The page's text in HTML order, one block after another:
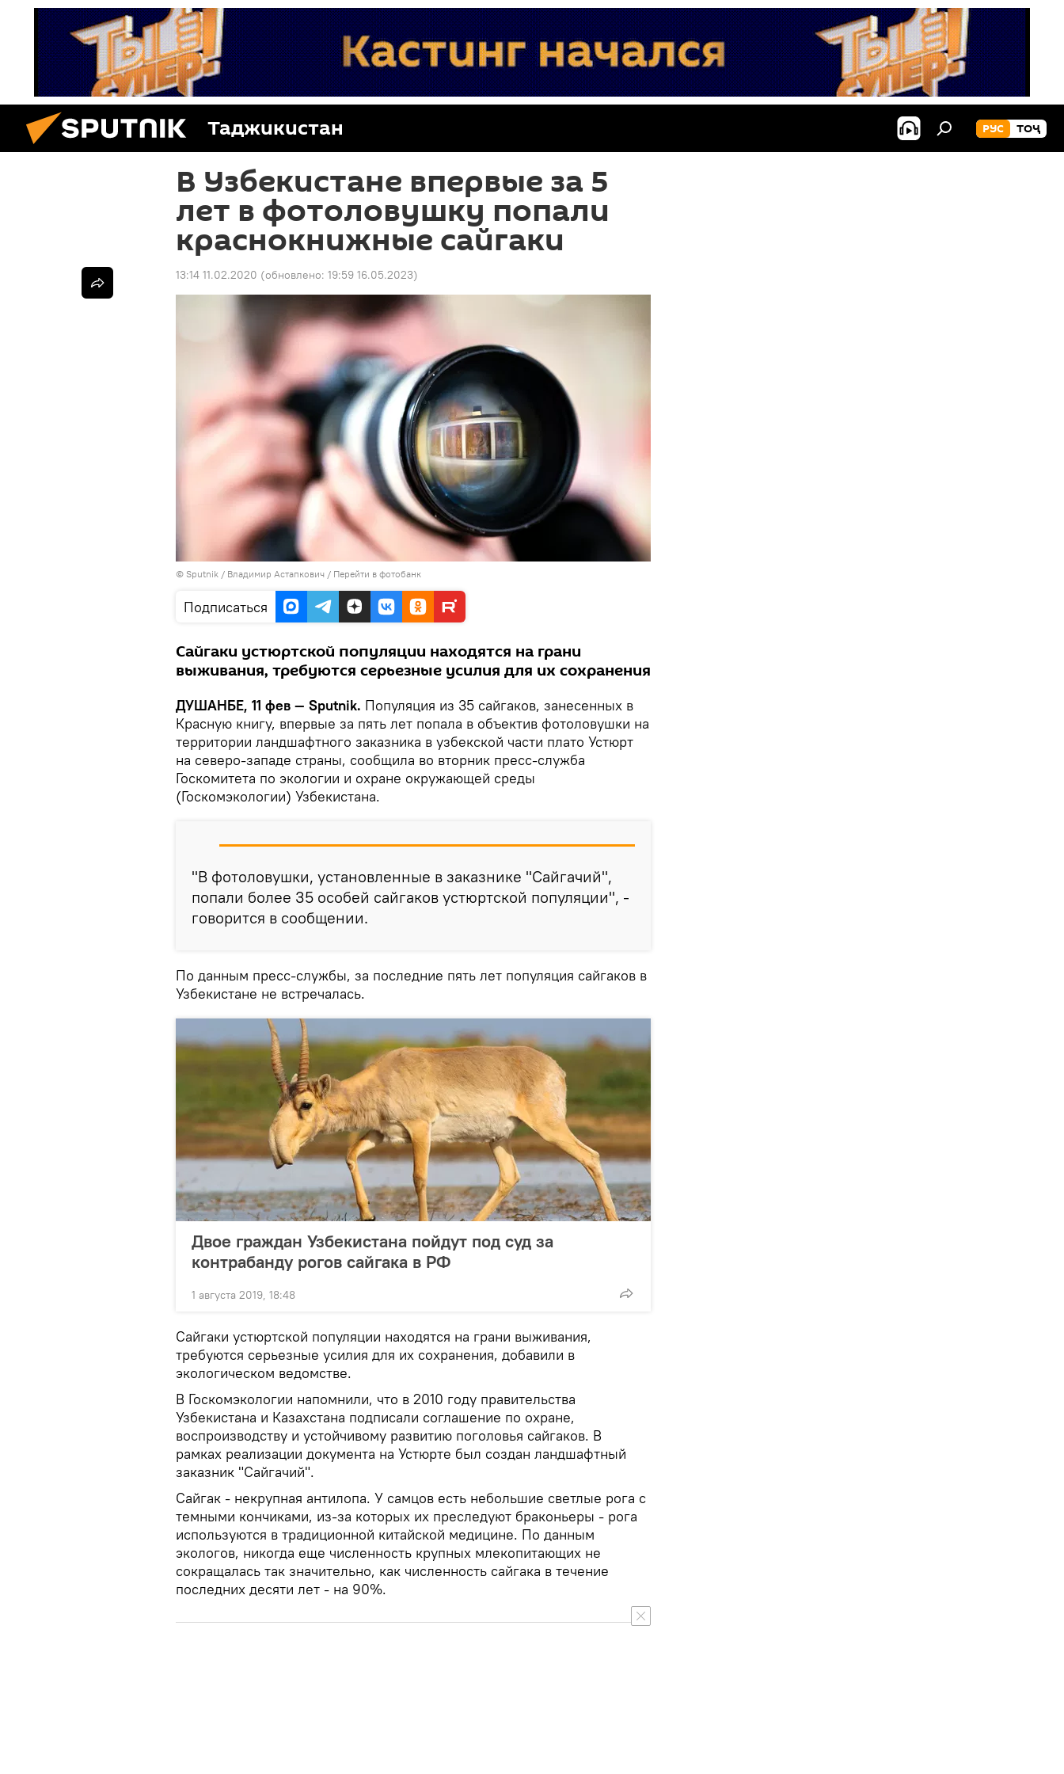
Таджикистан РУС ТОҶ
В Узбекистане впервые за 5
лет в фотоловушку попали
краснокнижные сайгаки
13:14 11.02.2020 (обновлено: 19:59 16.05.2023)
© Sputnik / Владимир Астапкович / Перейти в фотобанк
Подписаться
Сайгаки устюртской популяции находятся на грани
выживания, требуются серьезные усилия для их сохранения
ДУШАНБЕ, 11 фев — Sputnik. Популяция из 35 сайгаков, занесенных в
Красную книгу, впервые за пять лет попала в объектив фотоловушки на
территории ландшафтного заказника в узбекской части плато Устюрт
на северо-западе страны, сообщила во вторник пресс-служба
Госкомитета по экологии и охране окружающей среды
(Госкомэкологии) Узбекистана.
"В фотоловушки, установленные в заказнике "Сайгачий",
попали более 35 особей сайгаков устюртской популяции", -
говорится в сообщении.
По данным пресс-службы, за последние пять лет популяция сайгаков в
Узбекистане не встречалась.
Двое граждан Узбекистана пойдут под суд за
контрабанду рогов сайгака в РФ
1 августа 2019, 18:48
Сайгаки устюртской популяции находятся на грани выживания,
требуются серьезные усилия для их сохранения, добавили в
экологическом ведомстве.
В Госкомэкологии напомнили, что в 2010 году правительства
Узбекистана и Казахстана подписали соглашение по охране,
воспроизводству и устойчивому развитию поголовья сайгаков. В
рамках реализации документа на Устюрте был создан ландшафтный
заказник "Сайгачий".
Cайгак - некрупная антилопа. У самцов есть небольшие светлые рога с
темными кончиками, из-за которых их преследуют браконьеры - рога
используются в традиционной китайской медицине. По данным
экологов, никогда еще численность крупных млекопитающих не
сокращалась так значительно, как численность сайгака в течение
последних десяти лет - на 90%.